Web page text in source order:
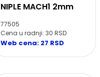
NIPLE MACH1 2mm
77505
Cena u radnji: 30 RSD
Web cena: 27 RSD